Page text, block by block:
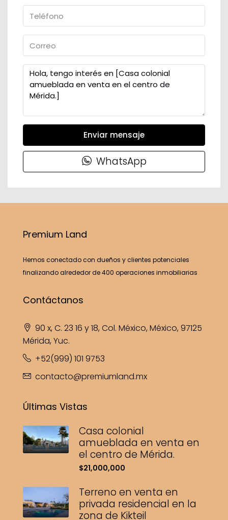
Enviar mensaje
WhatsApp
Premium Land
Hemos conectado con dueños y clientes potenciales
finalizando alrededor de 400 operaciones inmobiliarias
Contáctanos
90 x, C. 23 16 y 18, Col. México, México, 97125
Mérida, Yuc.
+52(999) 101 9753
contacto@premiumland.mx
Últimas Vistas
Casa colonial
amueblada en venta en
el centro de Mérida.
$21,000,000
Terreno en venta en
privada residencial en la
zona de Kikteil